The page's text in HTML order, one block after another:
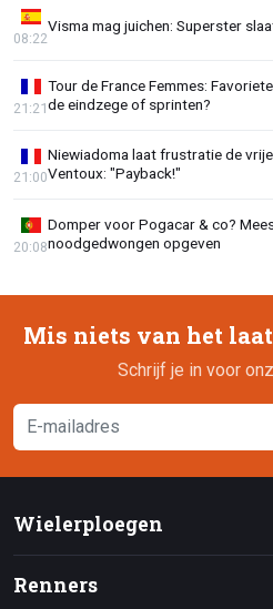
Visma mag juichen: Superster
08:22
Tour de France Femmes:
de eindzege of sprinten?
21:21
Niewiadoma laat frustratie de
Ventoux: "Payback!"
21:00
Domper voor Pogacar & co?
noodgedwongen opgeven
20:08
Mis niets van het
Schrijf je in voor
Wielerploegen
Renners